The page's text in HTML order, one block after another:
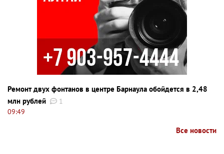
Ремонт двух фонтанов в центре Барнаула обойдется в 2,48
млн рублей
1
09:49
Все новости